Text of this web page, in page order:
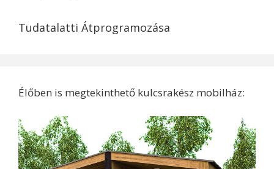
Tudatalatti Átprogramozása
Élőben is megtekinthető kulcsrakész mobilház: